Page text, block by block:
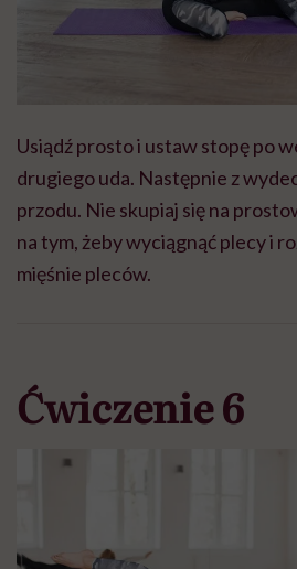
Usiądź prosto i ustaw stopę po
drugiego uda. Następnie z
przodu. Nie skupiaj się na
na tym, żeby wyciągnąć plecy i
mięśnie pleców.
Ćwiczenie 6